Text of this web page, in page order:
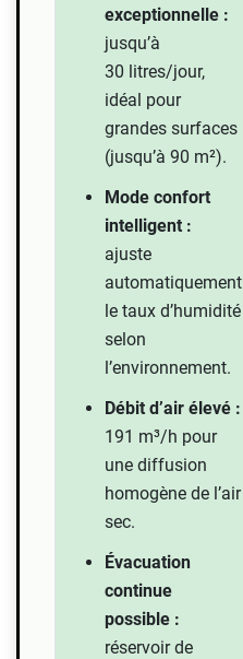
exceptionnelle :
jusqu’à
30 litres/jour,
idéal pour
grandes surfaces
(jusqu’à 90 m²).
Mode confort
intelligent :
ajuste
automatiquement
le taux d’humidité
selon
l’environnement.
Débit d’air élevé :
191 m³/h pour
une diffusion
homogène de l’air
sec.
Évacuation
continue
possible :
réservoir de